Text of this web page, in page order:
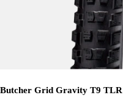
Butcher Grid Gravity T9 TLR